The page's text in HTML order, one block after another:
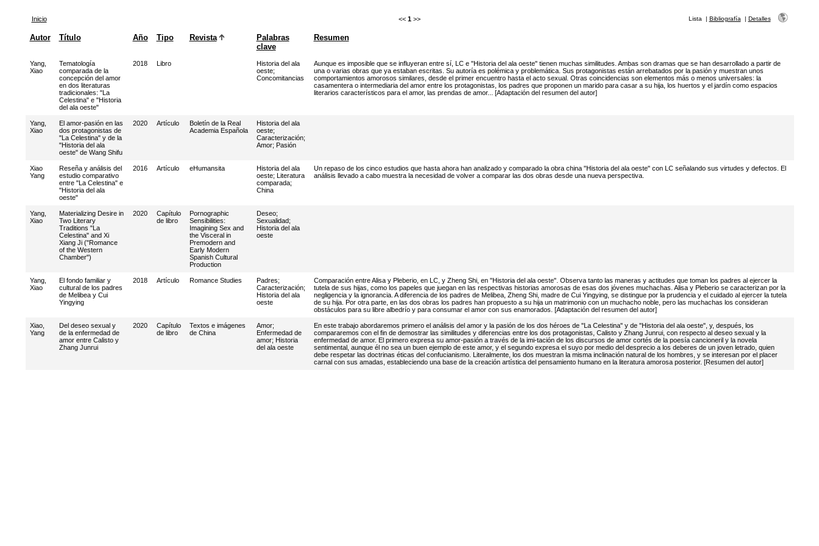
Inicio << 1 >> Lista | Bibliografía | Detalles
Autor Título Año Tipo Revista
Palabras
clave
Resumen
Yang,
Xiao
Tematología
comparada de la
concepción del amor
en dos literaturas
tradicionales: "La
Celestina" e "Historia
del ala oeste"
2018 Libro
Historia del ala
oeste;
Concomitancias
Aunque es imposible que se influyeran entre sí, LC e "Historia del ala oeste" tienen muchas similitudes. Ambas son dramas que se han desarrollado a partir de
una o varias obras que ya estaban escritas. Su autoría es polémica y problemática. Sus protagonistas están arrebatados por la pasión y muestran unos
comportamientos amorosos similares, desde el primer encuentro hasta el acto sexual. Otras coincidencias son elementos más o menos universales: la
casamentera o intermediaria del amor entre los protagonistas, los padres que proponen un marido para casar a su hija, los huertos y el jardín como espacios
literarios característicos para el amor, las prendas de amor... [Adaptación del resumen del autor]
Yang,
Xiao
El amor-pasión en las
dos protagonistas de
"La Celestina" y de la
"Historia del ala
oeste" de Wang Shifu
2020 Artículo
Boletín de la Real
Academia Española
Historia del ala
oeste;
Caracterización;
Amor; Pasión
Xiao
Yang
Reseña y análisis del
estudio comparativo
entre "La Celestina" e
"Historia del ala
oeste"
2016 Artículo eHumansita
Historia del ala
oeste; Literatura
comparada;
China
Un repaso de los cinco estudios que hasta ahora han analizado y comparado la obra china "Historia del ala oeste" con LC señalando sus virtudes y defectos. El
análisis llevado a cabo muestra la necesidad de volver a comparar las dos obras desde una nueva perspectiva.
Yang,
Xiao
Materializing Desire in
Two Literary
Traditions "La
Celestina" and Xi
Xiang Ji ("Romance
of the Western
Chamber")
2020
Capítulo
de libro
Pornographic
Sensibilities:
Imagining Sex and
the Visceral in
Premodern and
Early Modern
Spanish Cultural
Production
Deseo;
Sexualidad;
Historia del ala
oeste
Yang,
Xiao
El fondo familiar y
cultural de los padres
de Melibea y Cui
Yingying
2018 Artículo Romance Studies Padres;
Caracterización;
Historia del ala
oeste
Comparación entre Alisa y Pleberio, en LC, y Zheng Shi, en "Historia del ala oeste". Observa tanto las maneras y actitudes que toman los padres al ejercer la
tutela de sus hijas, como los papeles que juegan en las respectivas historias amorosas de esas dos jóvenes muchachas. Alisa y Pleberio se caracterizan por la
negligencia y la ignorancia. A diferencia de los padres de Melibea, Zheng Shi, madre de Cui Yingying, se distingue por la prudencia y el cuidado al ejercer la tutela
de su hija. Por otra parte, en las dos obras los padres han propuesto a su hija un matrimonio con un muchacho noble, pero las muchachas los consideran
obstáculos para su libre albedrío y para consumar el amor con sus enamorados. [Adaptación del resumen del autor]
Xiao,
Yang
Del deseo sexual y
de la enfermedad de
amor entre Calisto y
Zhang Junrui
2020
Capítulo
de libro
Textos e imágenes
de China
Amor;
Enfermedad de
amor; Historia
del ala oeste
En este trabajo abordaremos primero el análisis del amor y la pasión de los dos héroes de "La Celestina" y de "Historia del ala oeste", y, después, los
compararemos con el fin de demostrar las similitudes y diferencias entre los dos protagonistas, Calisto y Zhang Junrui, con respecto al deseo sexual y la
enfermedad de amor. El primero expresa su amor-pasión a través de la imi-tación de los discursos de amor cortés de la poesía cancioneril y la novela
sentimental, aunque él no sea un buen ejemplo de este amor, y el segundo expresa el suyo por medio del desprecio a los deberes de un joven letrado, quien
debe respetar las doctrinas éticas del confucianismo. Literalmente, los dos muestran la misma inclinación natural de los hombres, y se interesan por el placer
carnal con sus amadas, estableciendo una base de la creación artística del pensamiento humano en la literatura amorosa posterior. [Resumen del autor]